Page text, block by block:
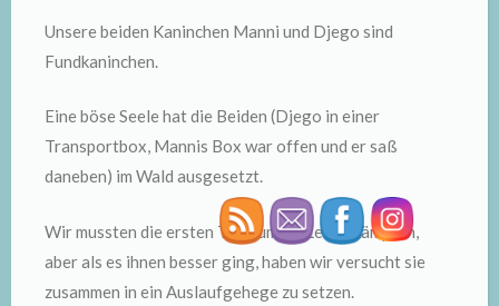
Unsere beiden Kaninchen Manni und Djego sind
Fundkaninchen.
Eine böse Seele hat die Beiden (Djego in einer
Transportbox, Mannis Box war offen und er saß
daneben) im Wald ausgesetzt.
Wir mussten die ersten Tage um ihr Leben kämpfen,
aber als es ihnen besser ging, haben wir versucht sie
zusammen in ein Auslaufgehege zu setzen.